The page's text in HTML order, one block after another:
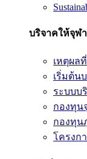
บริจาคให้จุฬ
เหตุผล
เริ่มต้น
ระบบบ
กองทุน
กองทุน
โครงก